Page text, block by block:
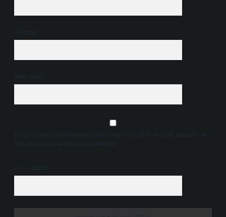
E-Posta*
Web Sitesi
Daha sonraki yorumlarımda kullanılması için adım, e-posta adresim ve
site adresim bu tarayıcıya kaydedilsin.
10 - 4 kaçtır?